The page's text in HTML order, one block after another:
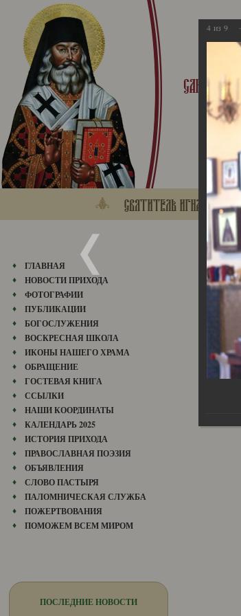
ГЛАВНАЯ
НОВОСТИ ПРИХОДА
ФОТОГРАФИИ
ПУБЛИКАЦИИ
БОГОСЛУЖЕНИЯ
ВОСКРЕСНАЯ ШКОЛА
ИКОНЫ НАШЕГО ХРАМА
ОБРАЩЕНИЕ
ГОСТЕВАЯ КНИГА
ССЫЛКИ
НАШИ КООРДИНАТЫ
КАЛЕНДАРЬ 2025
ИСТОРИЯ ПРИХОДА
ПРАВОСЛАВНАЯ ПОЭЗИЯ
ОБЪЯВЛЕНИЯ
СЛОВО ПАСТЫРЯ
ПАЛОМНИЧЕСКАЯ СЛУЖБА
ПОЖЕРТВОВАНИЯ
ПОМОЖЕМ ВСЕМ МИРОМ
ПОСЛЕДНИЕ НОВОСТИ
2013
4 из 9